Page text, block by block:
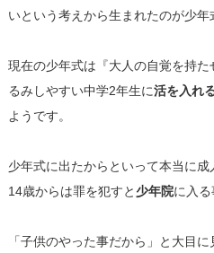
いという考えから生まれたのが少年
現在の少年式は『大人の自覚を持
るみしやすい中学2年生に活を入れ
ようです。
少年式に出たからといって本当に成
14歳からは罪を犯すと 少年院に入る
「子供のやった事だから」と大目